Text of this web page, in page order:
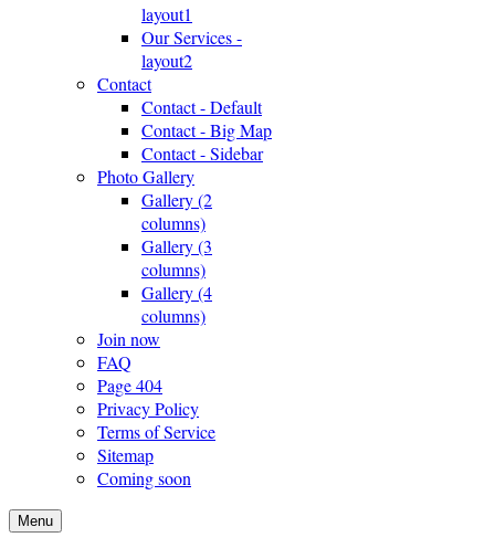
layout1
Our Services -
layout2
Contact
Contact - Default
Contact - Big Map
Contact - Sidebar
Photo Gallery
Gallery (2
columns)
Gallery (3
columns)
Gallery (4
columns)
Join now
FAQ
Page 404
Privacy Policy
Terms of Service
Sitemap
Coming soon
Menu